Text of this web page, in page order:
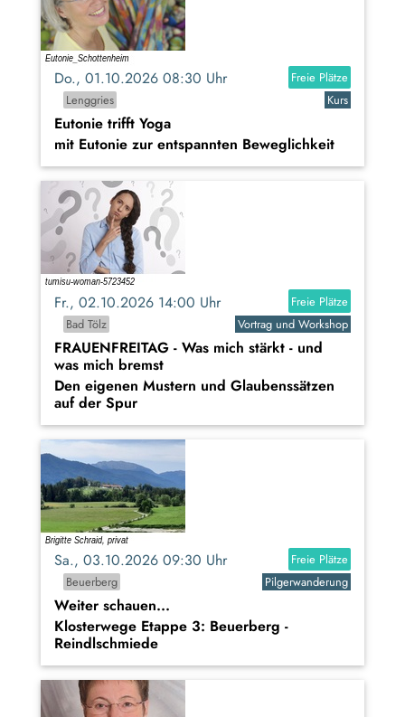
Do., 01.10.2026 08:30 Uhr
Freie Plätze
Lenggries
Kurs
Eutonie trifft Yoga
mit Eutonie zur entspannten Beweglichkeit
Fr., 02.10.2026 14:00 Uhr
Freie Plätze
Bad Tölz
Vortrag und Workshop
FRAUENFREITAG - Was mich stärkt - und
was mich bremst
Den eigenen Mustern und Glaubenssätzen
auf der Spur
Sa., 03.10.2026 09:30 Uhr
Freie Plätze
Beuerberg
Pilgerwanderung
Weiter schauen...
Klosterwege Etappe 3: Beuerberg -
Reindlschmiede